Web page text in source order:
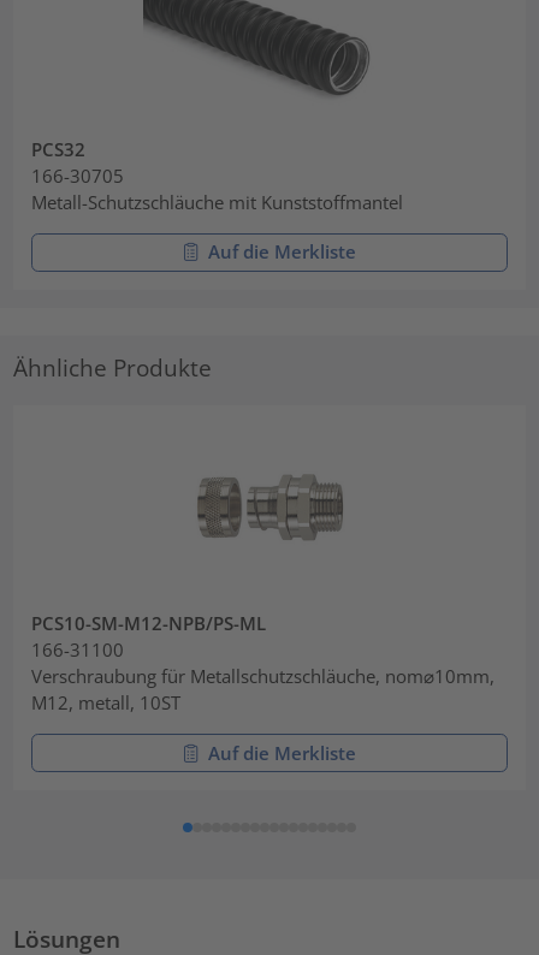
PCS32
166-30705
Metall-Schutzschläuche mit Kunststoffmantel
Auf die Merkliste
Ähnliche Produkte
PCS10-SM-M12-NPB/PS-ML
166-31100
Verschraubung für Metallschutzschläuche, nom⌀10mm,
M12, metall, 10ST
Auf die Merkliste
Lösungen